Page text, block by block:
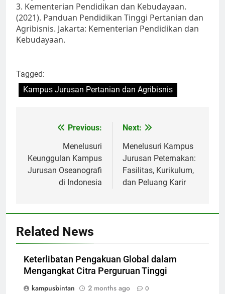
3. Kementerian Pendidikan dan Kebudayaan.
(2021). Panduan Pendidikan Tinggi Pertanian dan
Agribisnis. Jakarta: Kementerian Pendidikan dan
Kebudayaan.
Tagged:
Kampus Jurusan Pertanian dan Agribisnis
navigation
Previous:
Menelusuri
Keunggulan Kampus
Jurusan Oseanografi
di Indonesia
Next:
Menelusuri Kampus
Jurusan Peternakan:
Fasilitas, Kurikulum,
dan Peluang Karir
Related News
Keterlibatan Pengakuan Global dalam
Mengangkat Citra Perguruan Tinggi
kampusbintan
2 months ago 0